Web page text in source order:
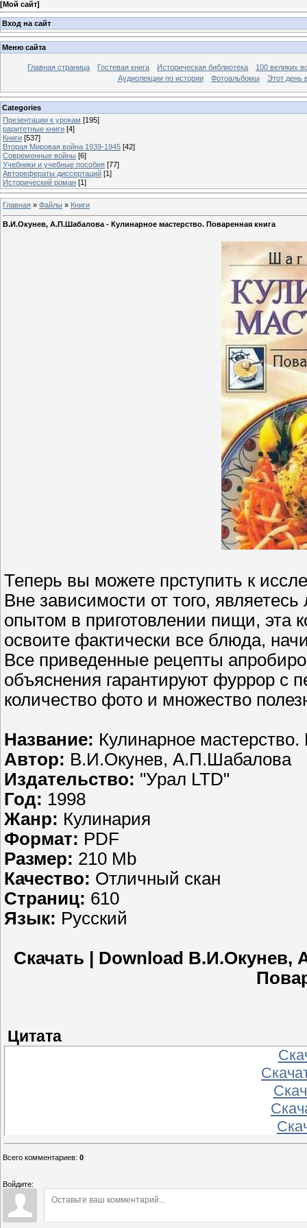
[Мой сайт]
Вход на сайт
Меню сайта
Главная страница Гостевая книга Историческая библиотека
100 великих
Аудиолекции по истории
Фотоальбомы Этот день
Categories
Презентации к урокам [195]
раритетные книги [4]
Книги [537]
Вторая Мировая война 1939-1945 [42]
Современные войны [6]
Учебники и учебные пособия [77]
Авторефераты диссертаций [1]
Исторический роман [1]
Главная » Файлы » Книги
В.И.Окунев, А.П.Шабалова - Кулинарное мастерство. Поваренная книга
Теперь вы можете прступить к
Вне зависимости от того,
опытом в приготовлении пищи, эта
освоите фактически все блюда,
Все приведенные рецепты
объяснения гарантируют фуррор с
количество фото и множество
Название: Кулинарное мастерство.
Автор: В.И.Окунев, А.П.Шабалова
Издательство: "Урал LTD"
Год: 1998
Жанр: Кулинария
Формат: PDF
Размер: 210 Mb
Качество: Отличный скан
Страниц: 610
Язык: Русский
Скачать | Download В.И.Окунев,
Цитата
Всего комментариев: 0
Войдите: